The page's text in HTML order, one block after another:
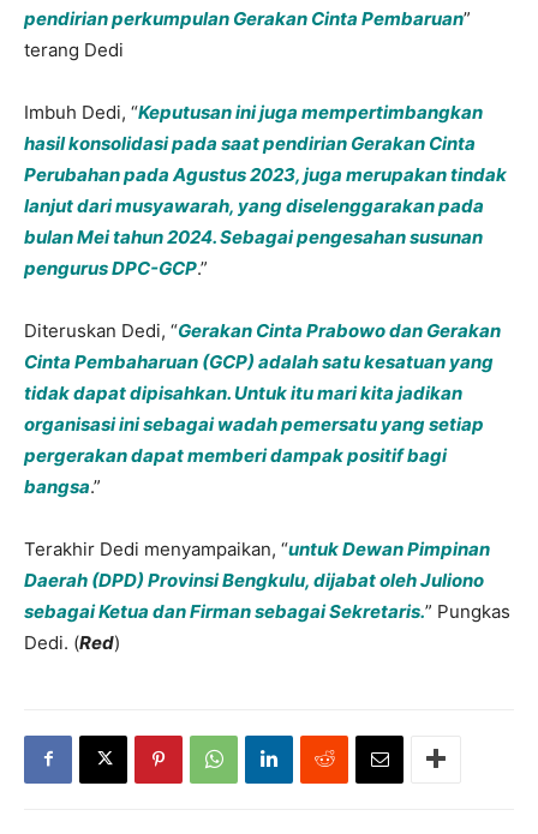
pendirian perkumpulan Gerakan Cinta Pembaruan”
terang Dedi
Imbuh Dedi, “Keputusan ini juga mempertimbangkan
hasil konsolidasi pada saat pendirian Gerakan Cinta
Perubahan pada Agustus 2023, juga merupakan tindak
lanjut dari musyawarah, yang diselenggarakan pada
bulan Mei tahun 2024. Sebagai pengesahan susunan
pengurus DPC-GCP.”
Diteruskan Dedi, “Gerakan Cinta Prabowo dan Gerakan
Cinta Pembaharuan (GCP) adalah satu kesatuan yang
tidak dapat dipisahkan. Untuk itu mari kita jadikan
organisasi ini sebagai wadah pemersatu yang setiap
pergerakan dapat memberi dampak positif bagi
bangsa.”
Terakhir Dedi menyampaikan, “untuk Dewan Pimpinan
Daerah (DPD) Provinsi Bengkulu, dijabat oleh Juliono
sebagai Ketua dan Firman sebagai Sekretaris.” Pungkas
Dedi. (Red)